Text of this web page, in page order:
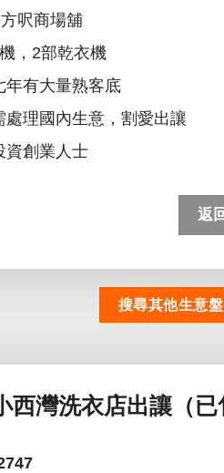
呎商場舖
，2部乾衣機
年有大量熟客底
處理國內生意，割愛出讓
資創業人士
返
搜尋其他生意盤
西灣洗衣店出讓（